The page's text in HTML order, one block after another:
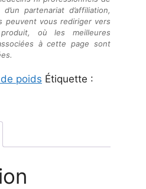
partenariat d’affiliation,
peuvent vous rediriger vers
où les meilleures
à cette page sont
poids Étiquette :